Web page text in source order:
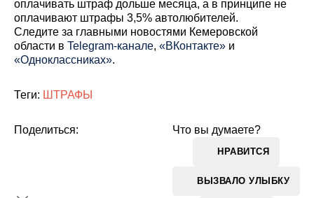
оплачивать штраф дольше месяца, а в принципе не
оплачивают штрафы 3,5% автолюбителей.
Cледите за главными новостями Кемеровской
области в Telegram-канале, «ВКонтакте» и
«Одноклассниках».
Теги: ШТРАФЫ
Что вы думаете?
НРАВИТСЯ
ВЫЗВАЛО УЛЫБКУ
Поделиться: